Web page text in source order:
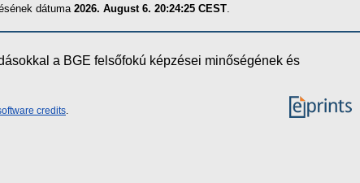
dátuma 2026. August 6. 20:24:25 CEST
a BGE felsőfokú képzései minőségének és
credits